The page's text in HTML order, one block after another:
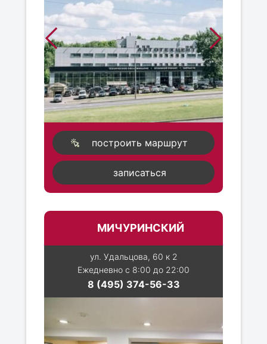
построить маршрут
записаться
МИЧУРИНСКИЙ
ул. Удальцова, 60 к 2
Ежедневно с 8:00 до 22:00
8 (495) 374-56-33